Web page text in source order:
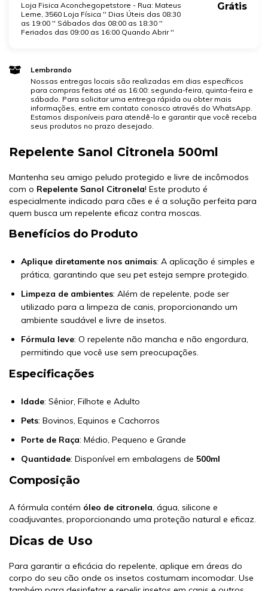
Loja Fisica Aconchegopetstore - Rua: Mateus
Leme, 3560 Loja Física '' Dias Úteis das 08:30
as 19:00 '' Sábados das 08:00 as 18:30 ''
Feriados das 09:00 as 16:00 Quando Abrir ''
Grátis
Lembrando
Nossas entregas locais são realizadas em dias específicos
para compras feitas até as 16:00: segunda-feira, quinta-feira e
sábado. Para solicitar uma entrega rápida ou obter mais
informações, entre em contato conosco através do WhatsApp.
Estamos disponíveis para atendê-lo e garantir que você receba
seus produtos no prazo desejado.
Repelente Sanol Citronela 500ml
Mantenha seu amigo peludo protegido e livre de incômodos
com o Repelente Sanol Citronela! Este produto é
especialmente indicado para cães e é a solução perfeita para
quem busca um repelente eficaz contra moscas.
Benefícios do Produto
Aplique diretamente nos animais: A aplicação é simples e
prática, garantindo que seu pet esteja sempre protegido.
Limpeza de ambientes: Além de repelente, pode ser
utilizado para a limpeza de canis, proporcionando um
ambiente saudável e livre de insetos.
Fórmula leve: O repelente não mancha e não engordura,
permitindo que você use sem preocupações.
Especificações
Idade: Sênior, Filhote e Adulto
Pets: Bovinos, Equinos e Cachorros
Porte de Raça: Médio, Pequeno e Grande
Quantidade: Disponível em embalagens de 500ml
Composição
A fórmula contém óleo de citronela, água, silicone e
coadjuvantes, proporcionando uma proteção natural e eficaz.
Dicas de Uso
Para garantir a eficácia do repelente, aplique em áreas do
corpo do seu cão onde os insetos costumam incomodar. Use